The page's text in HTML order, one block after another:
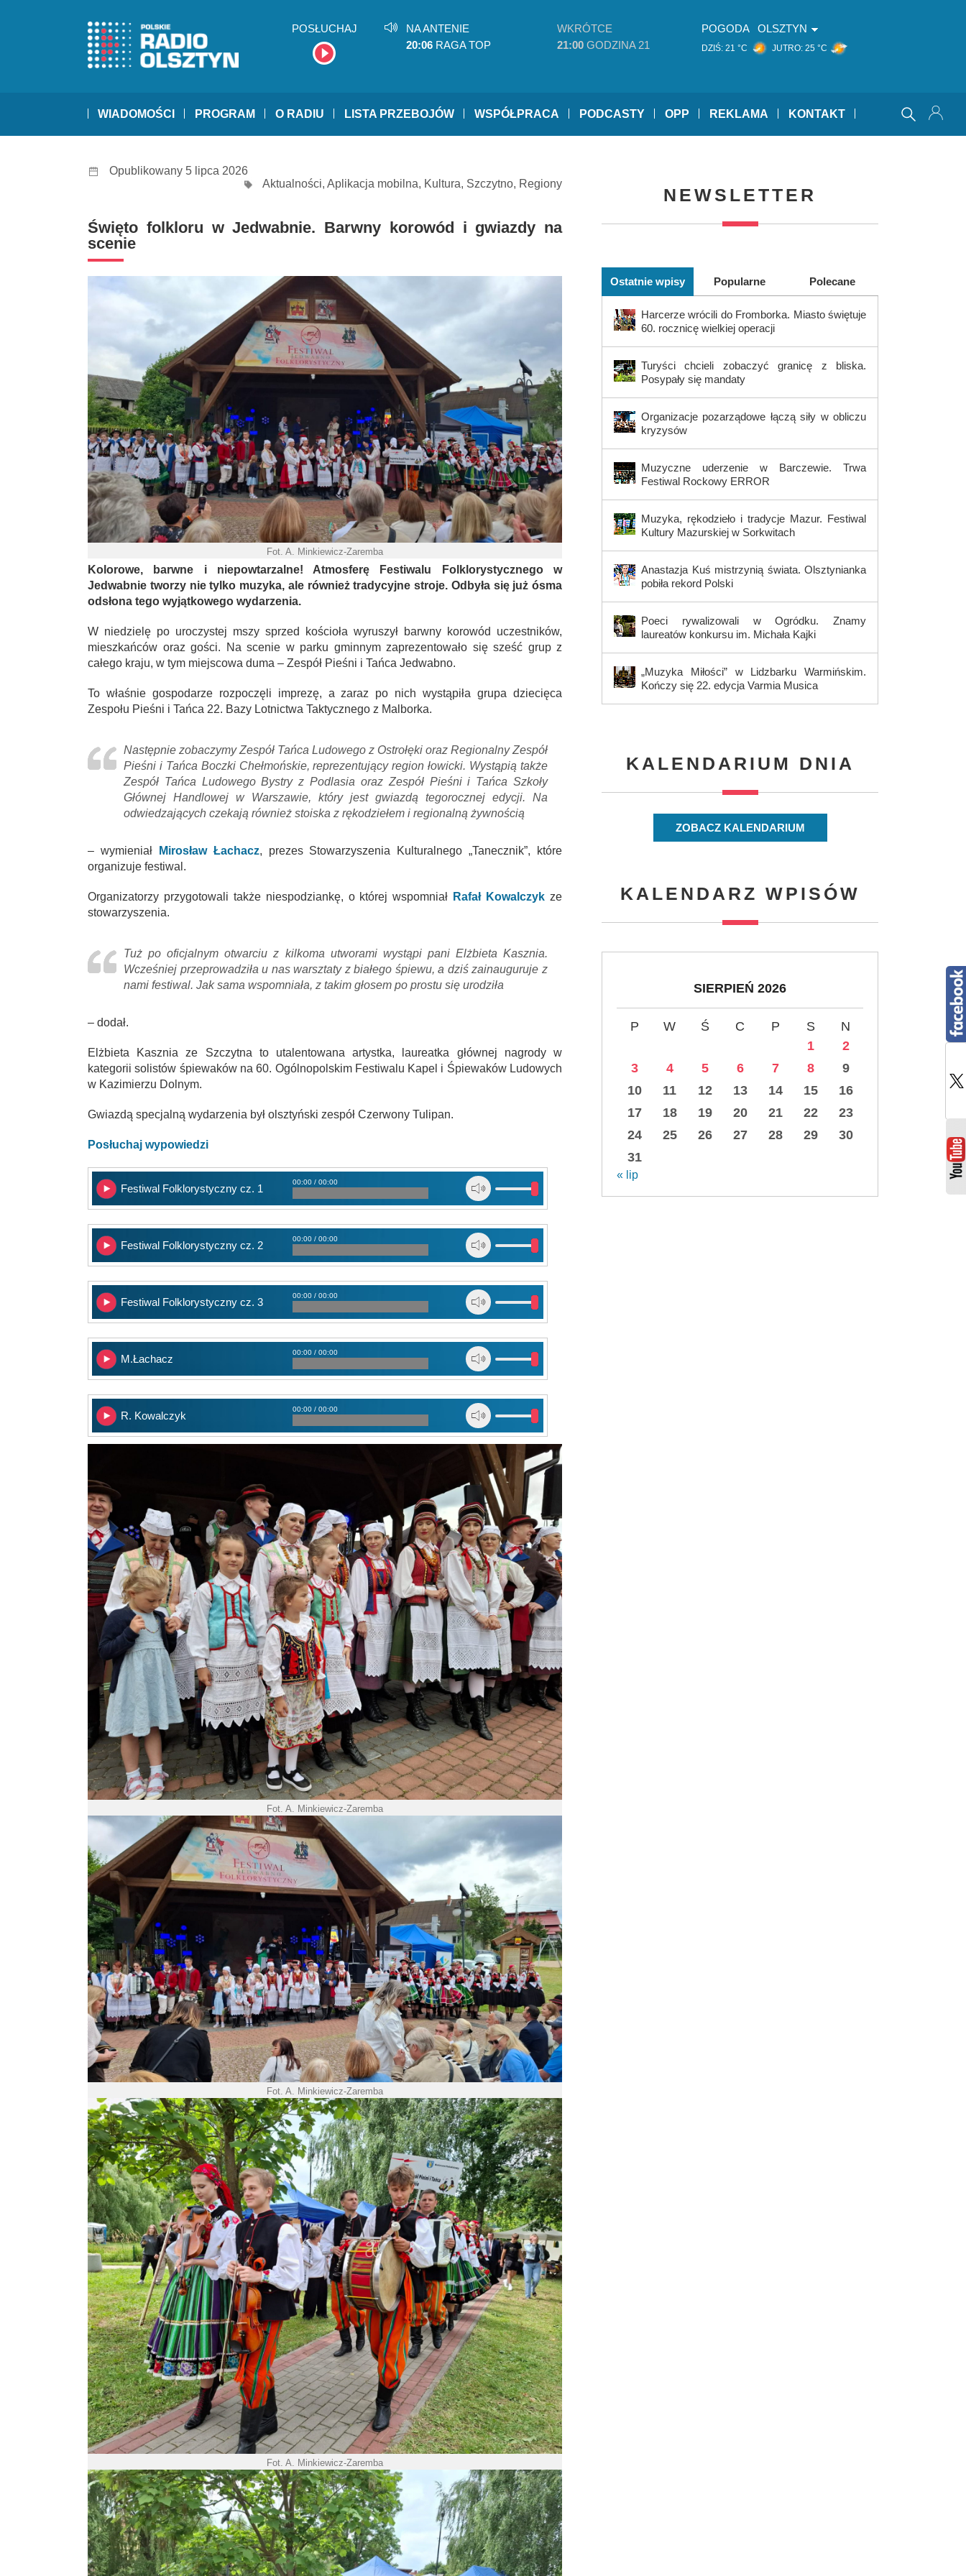
POSŁUCHAJ
NA ANTENIE
20:06 RAGA TOP
WKRÓTCE
21:00 GODZINA 21
POGODA OLSZTYN
DZIŚ: 21 °C JUTRO: 25 °C
WIADOMOŚCI PROGRAM O RADIU LISTA PRZEBOJÓW WSPÓŁPRACA PODCASTY OPP REKLAMA KONTAKT
Opublikowany 5 lipca 2026
Aktualności, Aplikacja mobilna, Kultura, Szczytno, Regiony
Święto folkloru w Jedwabnie. Barwny korowód i gwiazdy na
scenie
Fot. A. Minkiewicz-Zaremba
Kolorowe, barwne i niepowtarzalne! Atmosferę Festiwalu Folklorystycznego w
Jedwabnie tworzy nie tylko muzyka, ale również tradycyjne stroje. Odbyła się już ósma
odsłona tego wyjątkowego wydarzenia.
W niedzielę po uroczystej mszy sprzed kościoła wyruszył barwny korowód uczestników,
mieszkańców oraz gości. Na scenie w parku gminnym zaprezentowało się sześć grup z
całego kraju, w tym miejscowa duma – Zespół Pieśni i Tańca Jedwabno.
To właśnie gospodarze rozpoczęli imprezę, a zaraz po nich wystąpiła grupa dziecięca
Zespołu Pieśni i Tańca 22. Bazy Lotnictwa Taktycznego z Malborka.
Następnie zobaczymy Zespół Tańca Ludowego z Ostrołęki oraz Regionalny Zespół
Pieśni i Tańca Boczki Chełmońskie, reprezentujący region łowicki. Wystąpią także
Zespół Tańca Ludowego Bystry z Podlasia oraz Zespół Pieśni i Tańca Szkoły
Głównej Handlowej w Warszawie, który jest gwiazdą tegorocznej edycji. Na
odwiedzających czekają również stoiska z rękodziełem i regionalną żywnością
– wymieniał Mirosław Łachacz, prezes Stowarzyszenia Kulturalnego „Tanecznik”, które
organizuje festiwal.
Organizatorzy przygotowali także niespodziankę, o której wspomniał Rafał Kowalczyk ze
stowarzyszenia.
Tuż po oficjalnym otwarciu z kilkoma utworami wystąpi pani Elżbieta Kasznia.
Wcześniej przeprowadziła u nas warsztaty z białego śpiewu, a dziś zainauguruje z
nami festiwal. Jak sama wspomniała, z takim głosem po prostu się urodziła
– dodał.
Elżbieta Kasznia ze Szczytna to utalentowana artystka, laureatka głównej nagrody w
kategorii solistów śpiewaków na 60. Ogólnopolskim Festiwalu Kapel i Śpiewaków Ludowych
w Kazimierzu Dolnym.
Gwiazdą specjalną wydarzenia był olsztyński zespół Czerwony Tulipan.
Posłuchaj wypowiedzi
Festiwal Folklorystyczny cz. 1
00:00 / 00:00
Festiwal Folklorystyczny cz. 2
00:00 / 00:00
Festiwal Folklorystyczny cz. 3
00:00 / 00:00
M.Łachacz
00:00 / 00:00
R. Kowalczyk
00:00 / 00:00
Fot. A. Minkiewicz-Zaremba
Fot. A. Minkiewicz-Zaremba
Fot. A. Minkiewicz-Zaremba
NEWSLETTER
Ostatnie wpisy Popularne Polecane
Harcerze wrócili do Fromborka. Miasto świętuje
60. rocznicę wielkiej operacji
Turyści chcieli zobaczyć granicę z bliska.
Posypały się mandaty
Organizacje pozarządowe łączą siły w obliczu
kryzysów
Muzyczne uderzenie w Barczewie. Trwa
Festiwal Rockowy ERROR
Muzyka, rękodzieło i tradycje Mazur. Festiwal
Kultury Mazurskiej w Sorkwitach
Anastazja Kuś mistrzynią świata. Olsztynianka
pobiła rekord Polski
Poeci rywalizowali w Ogródku. Znamy
laureatów konkursu im. Michała Kajki
„Muzyka Miłości” w Lidzbarku Warmińskim.
Kończy się 22. edycja Varmia Musica
KALENDARIUM DNIA
ZOBACZ KALENDARIUM
KALENDARZ WPISÓW
SIERPIEŃ 2026
P W Ś C P S
N
1
2
3
4 5 6 7 8
9
10
11 12 13 14 15
16
17
18 19 20 21 22
23
24
25 26 27 28 29
30
31
« lip